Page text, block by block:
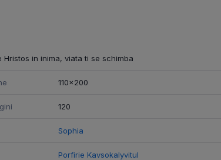
Hristos in inima, viata ti se schimba
110x200
120
Sophia
Porfirie Kavsokalyvitul